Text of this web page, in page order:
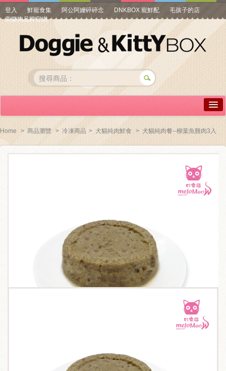
登入 鮮寵食集 阿公阿嬤碎碎念 DNKBOX 寵鮮配
毛孩子的店
美樂狗品牌官網
常見問答
Home > 商品瀏覽 > 冷凍商品 > 犬貓純肉鮮食 > 犬貓純肉餐--柳葉魚雞肉3入